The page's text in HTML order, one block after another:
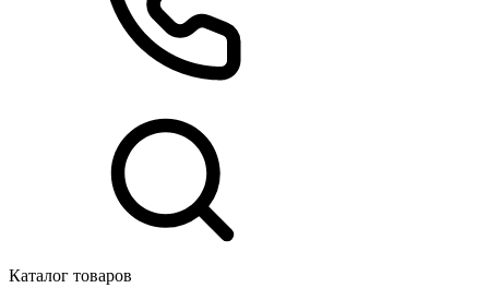
Каталог товаров